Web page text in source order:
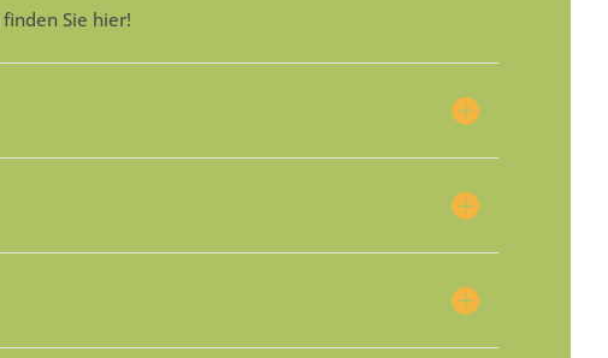
finden Sie hier!